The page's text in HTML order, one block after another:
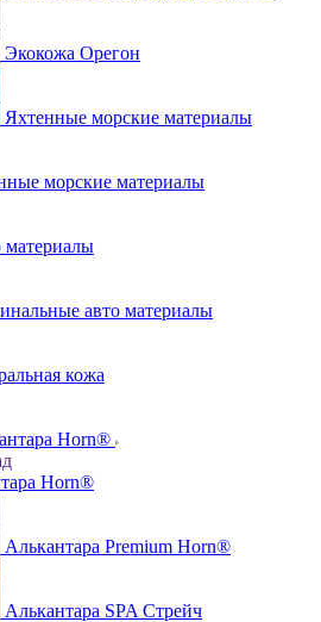
Экокожа Орегон
Яхтенные морские материалы
морские материалы
авто материалы
кожа
Horn®
Horn®
Алькантара Premium Horn®
Алькантара SPA Стрейч